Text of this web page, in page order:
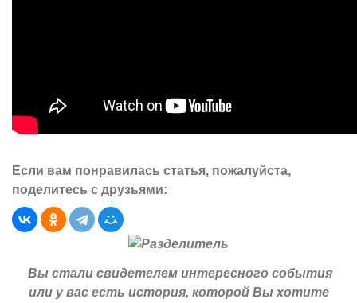
Если вам понравилась статья, пожалуйста,
поделитесь с друзьями:
Вы стали свидетелем интересного события
или у вас есть история, которой Вы хотите